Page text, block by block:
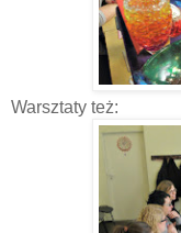
Warsztaty też: